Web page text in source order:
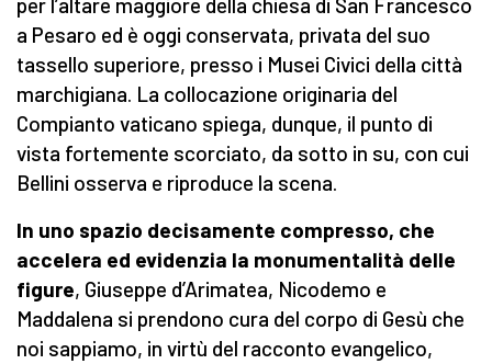
per l’altare maggiore della chiesa di San Francesco
a Pesaro ed è oggi conservata, privata del suo
tassello superiore, presso i Musei Civici della città
marchigiana. La collocazione originaria del
Compianto vaticano spiega, dunque, il punto di
vista fortemente scorciato, da sotto in su, con cui
Bellini osserva e riproduce la scena.
In uno spazio decisamente compresso, che
accelera ed evidenzia la monumentalità delle
figure, Giuseppe d’Arimatea, Nicodemo e
Maddalena si prendono cura del corpo di Gesù che
noi sappiamo, in virtù del racconto evangelico,